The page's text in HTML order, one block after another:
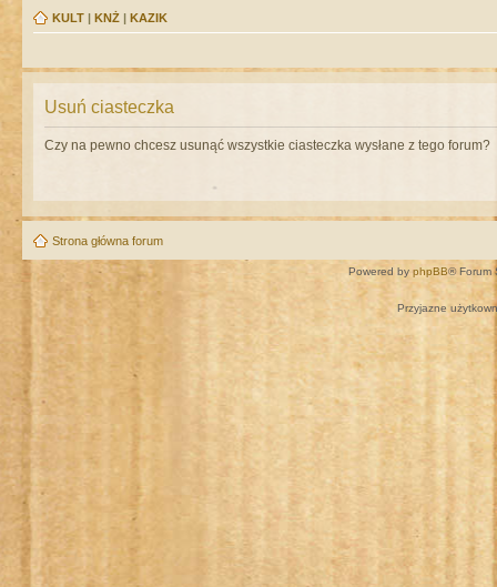
KULT | KNŻ | KAZIK
Usuń ciasteczka
Czy na pewno chcesz usunąć wszystkie ciasteczka wysłane z tego forum?
Strona główna forum
Powered by phpBB® Forum
Przyjazne